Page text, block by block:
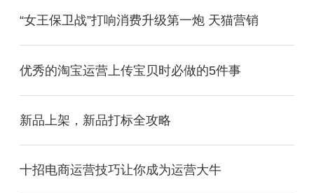
“女王保卫战”打响消费升级第一炮 天猫营销
优秀的淘宝运营上传宝贝时必做的5件事
新品上架，新品打标全攻略
十招电商运营技巧让你成为运营大牛